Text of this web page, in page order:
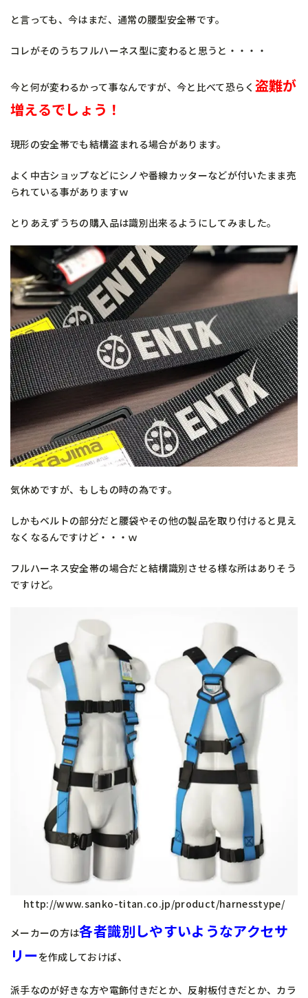
と言っても、今はまだ、通常の腰型安全帯です。
コレがそのうちフルハーネス型に変わると思うと・・・・
今と何が変わるかって事なんですが、今と比べて恐らく 盗難が
増えるでしょう！
現形の安全帯でも結構盗まれる場合があります。
よく中古ショップなどにシノや番線カッターなどが付いたまま売
られている事がありますｗ
とりあえずうちの購入品は識別出来るようにしてみました。
気休めですが、もしもの時の為です。
しかもベルトの部分だと腰袋やその他の製品を取り付けると見え
なくなるんですけど・・・ｗ
フルハーネス安全帯の場合だと結構識別させる様な所はありそう
ですけど。
http://www.sanko-titan.co.jp/product/harnesstype/
メーカーの方は各者識別しやすいようなアクセサ
リーを作成しておけば、
派手なのが好きな方や電飾付きだとか、反射板付きだとか、カラ